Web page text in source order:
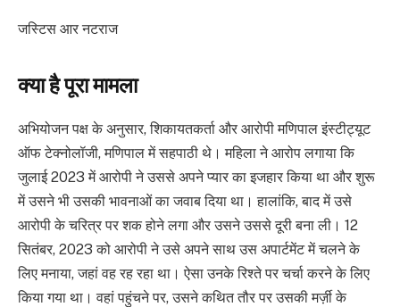
जस्टिस आर नटराज
क्या है पूरा मामला
अभियोजन पक्ष के अनुसार, शिकायतकर्ता और आरोपी मणिपाल इंस्टीट्यूट
ऑफ टेक्नोलॉजी, मणिपाल में सहपाठी थे। महिला ने आरोप लगाया कि
जुलाई 2023 में आरोपी ने उससे अपने प्यार का इजहार किया था और शुरू
में उसने भी उसकी भावनाओं का जवाब दिया था। हालांकि, बाद में उसे
आरोपी के चरित्र पर शक होने लगा और उसने उससे दूरी बना ली। 12
सितंबर, 2023 को आरोपी ने उसे अपने साथ उस अपार्टमेंट में चलने के
लिए मनाया, जहां वह रह रहा था। ऐसा उनके रिश्ते पर चर्चा करने के लिए
किया गया था। वहां पहुंचने पर, उसने कथित तौर पर उसकी मर्ज़ी के